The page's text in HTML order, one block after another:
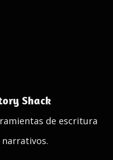
Shack
de escritura